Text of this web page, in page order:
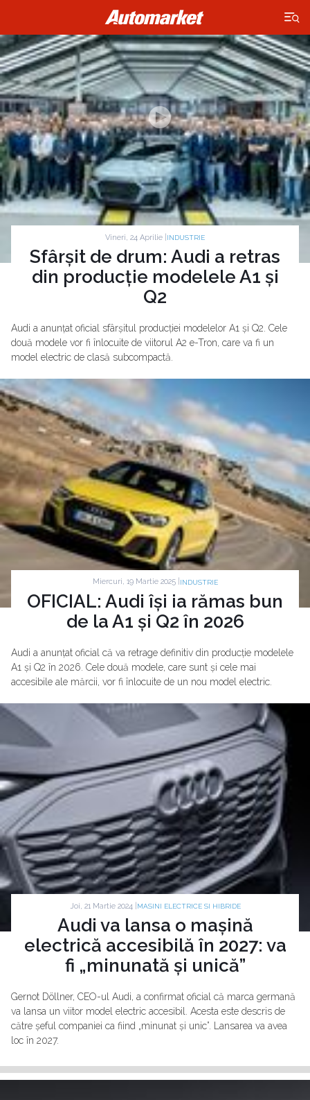
×
Vineri, 24 Aprilie | INDUSTRIE
Sfârșit de drum: Audi a retras
din producție modelele A1 și
Q2
Audi a anunțat oficial sfârșitul producției modelelor A1 și Q2. Cele
două modele vor fi înlocuite de viitorul A2 e-Tron, care va fi un
model electric de clasă subcompactă.
Miercuri, 19 Martie 2025 | INDUSTRIE
OFICIAL: Audi își ia rămas bun
de la A1 și Q2 în 2026
Audi a anunțat oficial că va retrage definitiv din producție modelele
A1 și Q2 în 2026. Cele două modele, care sunt și cele mai
accesibile ale mărcii, vor fi înlocuite de un nou model electric.
Joi, 21 Martie 2024 | MASINI ELECTRICE SI HIBRIDE
Audi va lansa o mașină
electrică accesibilă în 2027: va
fi „minunată și unică”
Gernot Döllner, CEO-ul Audi, a confirmat oficial că marca germană
va lansa un viitor model electric accesibil. Acesta este descris de
către șeful companiei ca fiind „minunat și unic”. Lansarea va avea
loc în 2027.